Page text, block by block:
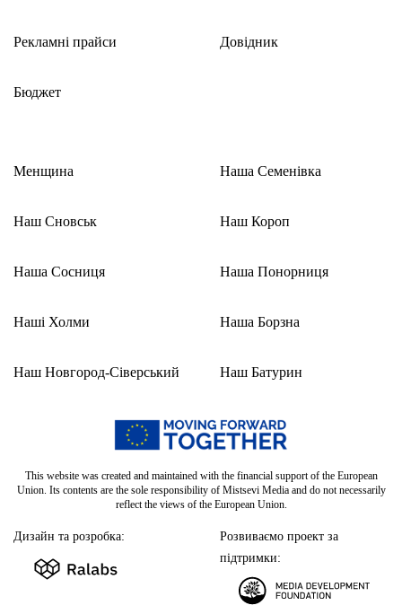
Рекламні прайси
Бюджет
Довідник
Менщина
Наш Сновськ
Наша Сосниця
Наші Холми
Наш Новгород-Сіверський
Наша Семенівка
Наш Короп
Наша Понорниця
Наша Борзна
Наш Батурин
This website was created and maintained with the financial support of the European
Union. Its contents are the sole responsibility of Mistsevi Media and do not necessarily
reflect the views of the European Union.
Дизайн та розробка:
Розвиваємо проект за
підтримки: